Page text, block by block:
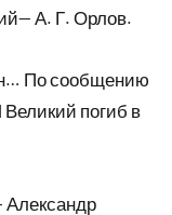
А. Г. Орлов.
По сообщению
погиб в
Александр